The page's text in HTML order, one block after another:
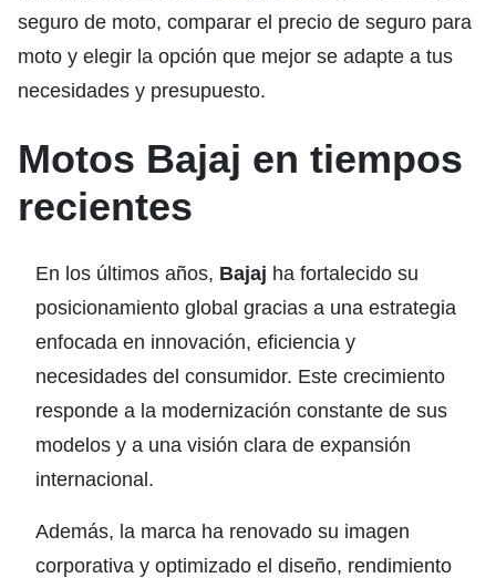
seguro de moto, comparar el precio de seguro para
moto y elegir la opción que mejor se adapte a tus
necesidades y presupuesto.
Motos Bajaj en tiempos
recientes
En los últimos años, Bajaj ha fortalecido su
posicionamiento global gracias a una estrategia
enfocada en innovación, eficiencia y
necesidades del consumidor. Este crecimiento
responde a la modernización constante de sus
modelos y a una visión clara de expansión
internacional.
Además, la marca ha renovado su imagen
corporativa y optimizado el diseño, rendimiento